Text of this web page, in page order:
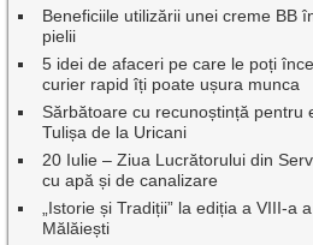
Beneficiile utilizării unei creme BB
pielii
5 idei de afaceri pe care le poți
curier rapid îți poate ușura munca
Sărbătoare cu recunoștință pentru
Tulișa de la Uricani
20 Iulie – Ziua Lucrătorului din
cu apă și de canalizare
„Istorie și Tradiții” la ediția a VIII-a
Mălăiești